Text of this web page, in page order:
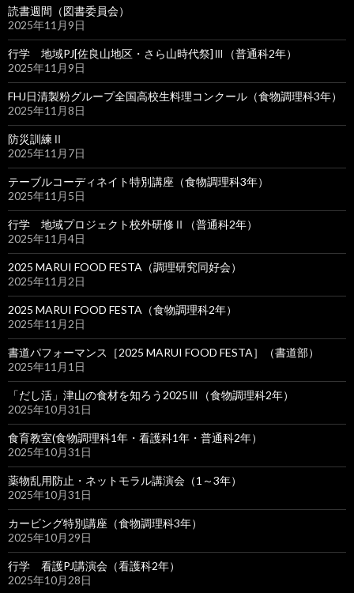
読書週間（図書委員会）
2025年11月9日
行学 地域PJ[佐良山地区・さら山時代祭]Ⅲ（普通科2年）
2025年11月9日
FHJ日清製粉グループ全国高校生料理コンクール（食物調理科3年）
2025年11月8日
防災訓練Ⅱ
2025年11月7日
テーブルコーディネイト特別講座（食物調理科3年）
2025年11月5日
行学 地域プロジェクト校外研修Ⅱ（普通科2年）
2025年11月4日
2025 MARUI FOOD FESTA（調理研究同好会）
2025年11月2日
2025 MARUI FOOD FESTA（食物調理科2年）
2025年11月2日
書道パフォーマンス［2025 MARUI FOOD FESTA］（書道部）
2025年11月1日
「だし活」津山の食材を知ろう2025Ⅲ（食物調理科2年）
2025年10月31日
食育教室(食物調理科1年・看護科1年・普通科2年）
2025年10月31日
薬物乱用防止・ネットモラル講演会（1～3年）
2025年10月31日
カービング特別講座（食物調理科3年）
2025年10月29日
行学 看護PJ講演会（看護科2年）
2025年10月28日